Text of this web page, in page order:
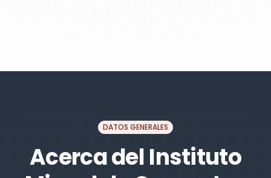
DATOS GENERALES
Acerca del Instituto